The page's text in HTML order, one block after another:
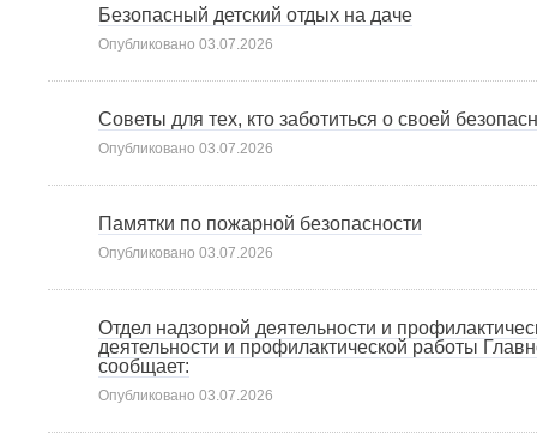
Безопасный детский отдых на даче
Опубликовано 03.07.2026
Советы для тех, кто заботиться о своей
Опубликовано 03.07.2026
Памятки по пожарной безопасности
Опубликовано 03.07.2026
Отдел надзорной деятельности и
деятельности и профилактической работы
сообщает:
Опубликовано 03.07.2026